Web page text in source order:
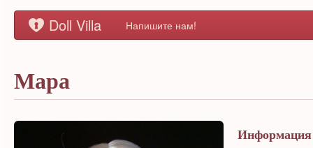
Doll Villa Напишите нам!
Мара
Информация